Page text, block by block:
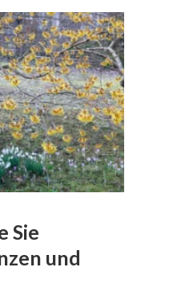
Sie
und